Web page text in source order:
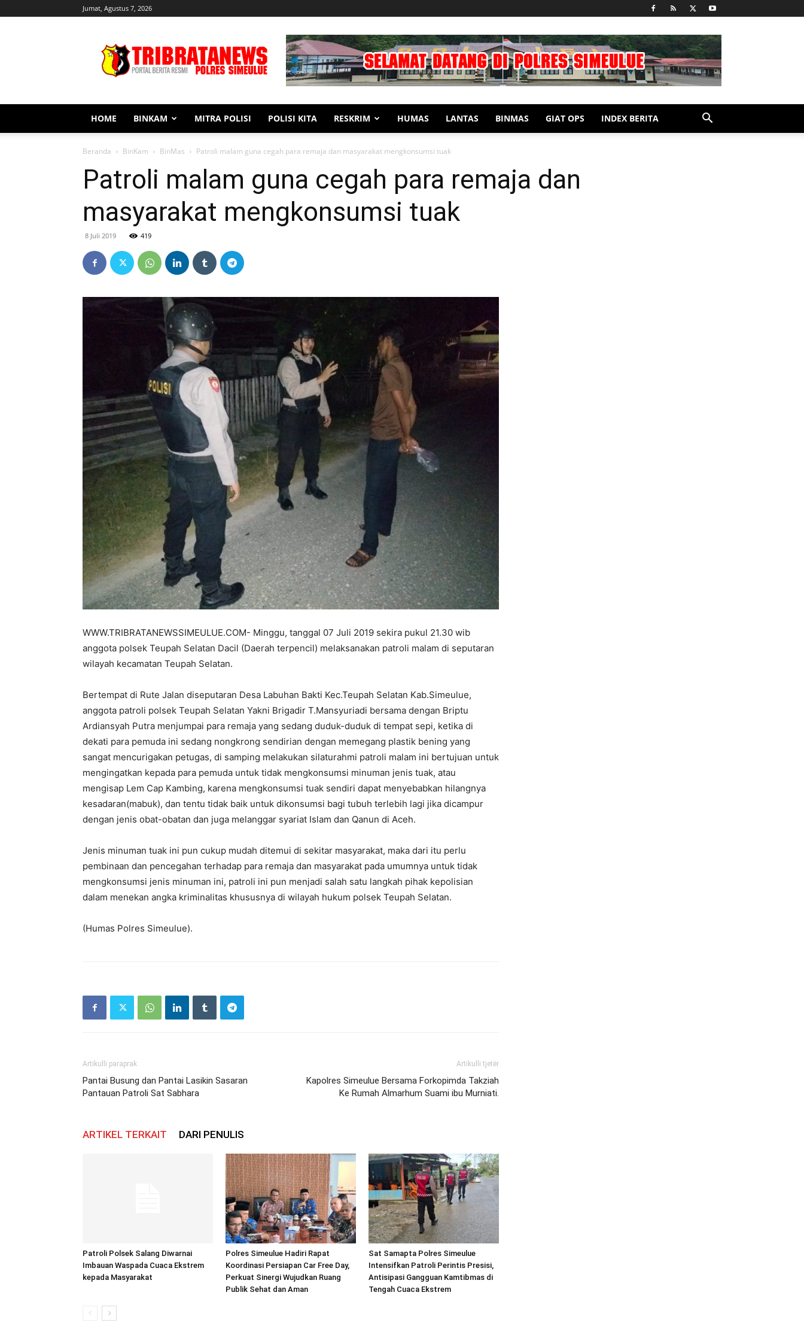
Jumat, Agustus 7, 2026
Simeulue
HOME BINKAM MITRA POLISI POLISI KITA RESKRIM HUMAS LANTAS BINMAS GIAT OPS INDEX BERITA
Beranda BinKam BinMas Patroli malam guna cegah para remaja dan masyarakat mengkonsumsi tuak
Patroli malam guna cegah para remaja dan
masyarakat mengkonsumsi tuak
8 Juli 2019 419
WWW.TRIBRATANEWSSIMEULUE.COM- Minggu, tanggal 07 Juli 2019 sekira pukul 21.30 wib
anggota polsek Teupah Selatan Dacil (Daerah terpencil) melaksanakan patroli malam di seputaran
wilayah kecamatan Teupah Selatan.
Bertempat di Rute Jalan diseputaran Desa Labuhan Bakti Kec.Teupah Selatan Kab.Simeulue,
anggota patroli polsek Teupah Selatan Yakni Brigadir T.Mansyuriadi bersama dengan Briptu
Ardiansyah Putra menjumpai para remaja yang sedang duduk-duduk di tempat sepi, ketika di
dekati para pemuda ini sedang nongkrong sendirian dengan memegang plastik bening yang
sangat mencurigakan petugas, di samping melakukan silaturahmi patroli malam ini bertujuan untuk
mengingatkan kepada para pemuda untuk tidak mengkonsumsi minuman jenis tuak, atau
mengisap Lem Cap Kambing, karena mengkonsumsi tuak sendiri dapat menyebabkan hilangnya
kesadaran(mabuk), dan tentu tidak baik untuk dikonsumsi bagi tubuh terlebih lagi jika dicampur
dengan jenis obat-obatan dan juga melanggar syariat Islam dan Qanun di Aceh.
Jenis minuman tuak ini pun cukup mudah ditemui di sekitar masyarakat, maka dari itu perlu
pembinaan dan pencegahan terhadap para remaja dan masyarakat pada umumnya untuk tidak
mengkonsumsi jenis minuman ini, patroli ini pun menjadi salah satu langkah pihak kepolisian
dalam menekan angka kriminalitas khususnya di wilayah hukum polsek Teupah Selatan.
(Humas Polres Simeulue).
Artikulli paraprak
Pantai Busung dan Pantai Lasikin Sasaran
Pantauan Patroli Sat Sabhara
Artikulli tjetër
Kapolres Simeulue Bersama Forkopimda Takziah
Ke Rumah Almarhum Suami ibu Murniati.
ARTIKEL TERKAIT DARI PENULIS
Patroli Polsek Salang Diwarnai
Imbauan Waspada Cuaca Ekstrem
kepada Masyarakat
Polres Simeulue Hadiri Rapat
Koordinasi Persiapan Car Free Day,
Perkuat Sinergi Wujudkan Ruang
Publik Sehat dan Aman
Sat Samapta Polres Simeulue
Intensifkan Patroli Perintis Presisi,
Antisipasi Gangguan Kamtibmas di
Tengah Cuaca Ekstrem